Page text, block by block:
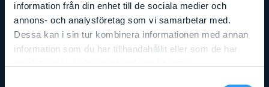
information från din enhet till de sociala medier och
annons- och analysföretag som vi samarbetar med.
Dessa kan i sin tur kombinera informationen med annan
information som du har tillhandahållit eller som de har